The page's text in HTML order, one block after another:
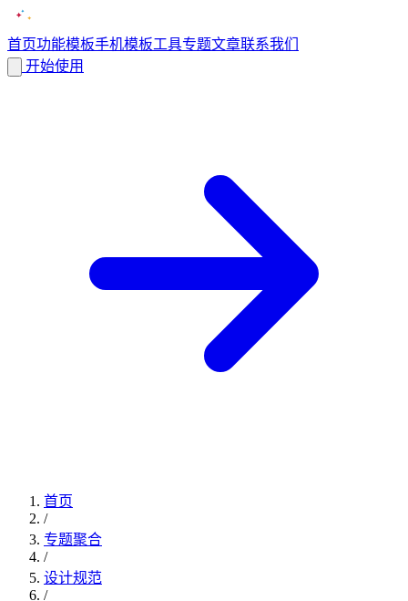
首页功能模板手机模板工具专题文章联系我们
开始使用
首页
/
专题聚合
/
设计规范
/